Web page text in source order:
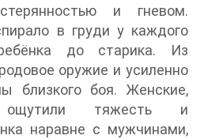
и гневом.
в груди у каждого
до старика. Из
оружие и усиленно
близкого боя. Женские,
тяжесть и
наравне с мужчинами,